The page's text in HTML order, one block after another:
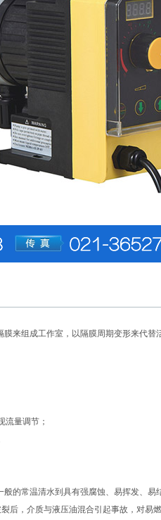
膜来组成工作室，以隔膜周期变形来代替
流量调节；
般的常温清水到具有强腐蚀、易挥发、易
后，介质与液压油混合引起事故，对易